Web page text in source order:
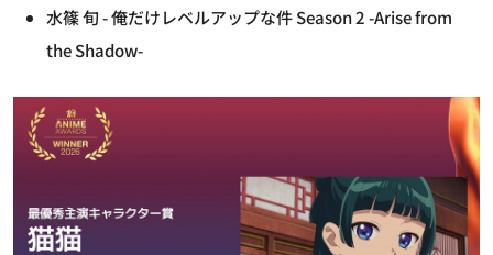
水篠 旬 - 俺だけレベルアップな件 Season 2 -Arise from
the Shadow-